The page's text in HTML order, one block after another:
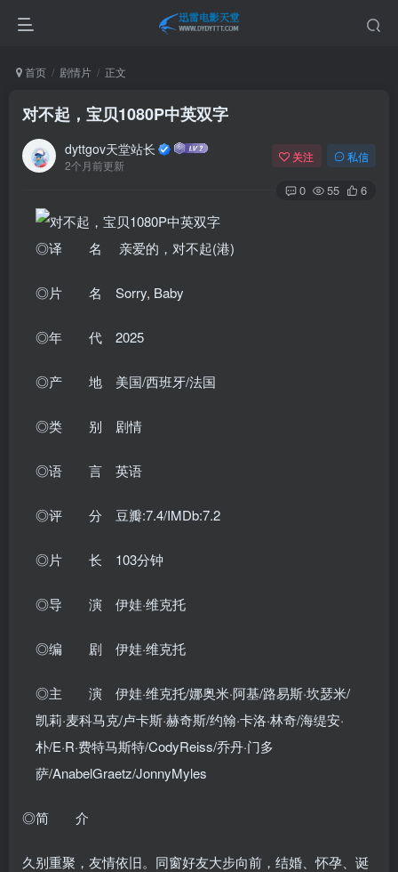
首页 剧情片 正文
对不起，宝贝1080P中英双字
dyttgov天堂站长
2个月前更新
关注 私信
0 55 6
◎译 名 亲爱的，对不起(港)
◎片 名 Sorry, Baby
◎年 代 2025
◎产 地 美国/西班牙/法国
◎类 别 剧情
◎语 言 英语
◎评 分 豆瓣:7.4/IMDb:7.2
◎片 长 103分钟
◎导 演 伊娃·维克托
◎编 剧 伊娃·维克托
◎主 演 伊娃·维克托/娜奥米·阿基/路易斯·坎瑟米/
凯莉·麦科马克/卢卡斯·赫奇斯/约翰·卡洛·林奇/海缇安·
朴/E·R·费特马斯特/CodyReiss/乔丹·门多
萨/AnabelGraetz/JonnyMyles
◎简 介
久别重聚，友情依旧。同窗好友大步向前，结婚、怀孕、诞